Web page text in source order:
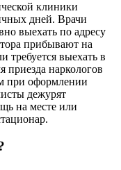
клиники
дней. Врачи
выехать по адресу
прибывают на
требуется выехать в
приезда наркологов
при оформлении
дежурят
на месте или